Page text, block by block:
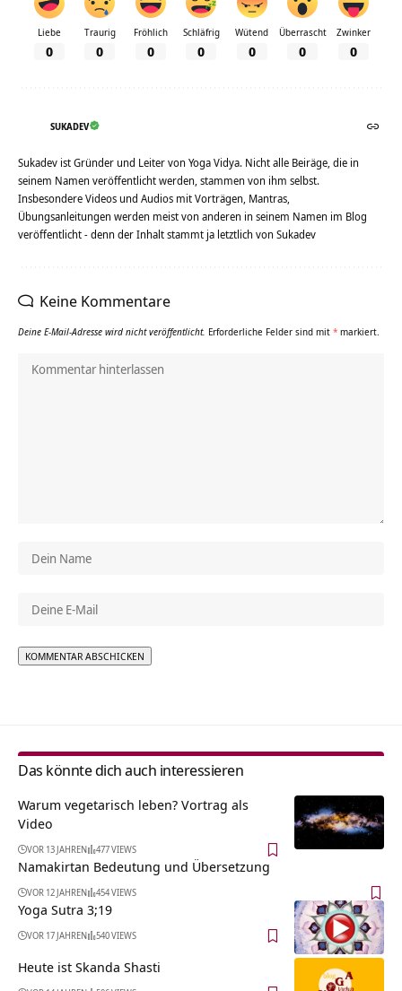
Liebe
0
Traurig
0
Fröhlich
0
Schläfrig
0
Wütend
0
Überrascht
0
Zwinker
0
SUKADEV
Sukadev ist Gründer und Leiter von Yoga Vidya. Nicht alle Beiräge, die in
seinem Namen veröffentlicht werden, stammen von ihm selbst.
Insbesondere Videos und Audios mit Vorträgen, Mantras,
Übungsanleitungen werden meist von anderen in seinem Namen im Blog
veröffentlicht - denn der Inhalt stammt ja letztlich von Sukadev
Keine Kommentare
Deine E-Mail-Adresse wird nicht veröffentlicht. Erforderliche Felder sind mit * markiert.
Das könnte dich auch interessieren
Warum vegetarisch leben? Vortrag als
Video
VOR 13 JAHREN 477 VIEWS
Namakirtan Bedeutung und Übersetzung
VOR 12 JAHREN 454 VIEWS
Yoga Sutra 3;19
VOR 17 JAHREN 540 VIEWS
Heute ist Skanda Shasti